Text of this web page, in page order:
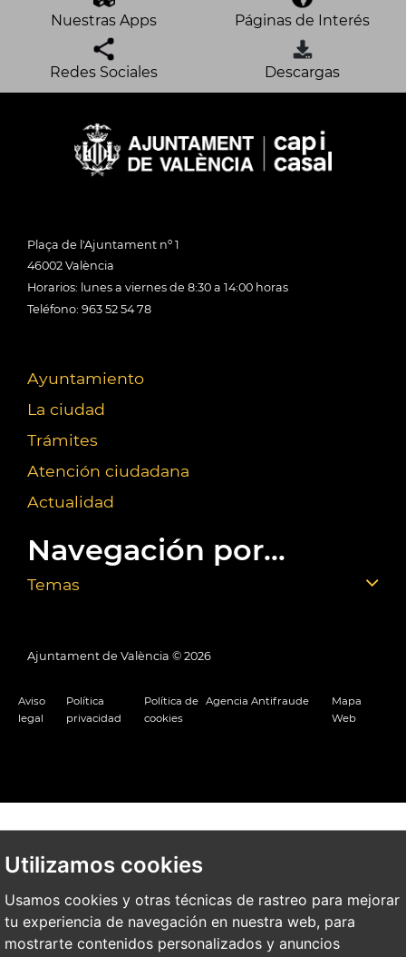
Utilizamos cookies
Usamos cookies y otras técnicas de rastreo para mejorar
tu experiencia de navegación en nuestra web, para
mostrarte contenidos personalizados y anuncios
Nuestras Apps Páginas de Interés
Redes Sociales Descargas
Plaça de l'Ajuntament nº 1
46002 València
Horarios: lunes a viernes de 8:30 a 14:00 horas
Teléfono: 963 52 54 78
Ayuntamiento
La ciudad
Trámites
Atención ciudadana
Actualidad
Navegación por...
Temas
Ajuntament de València © 2026
Aviso
legal
Política
privacidad
Política de
cookies
Agencia Antifraude
Mapa
Web